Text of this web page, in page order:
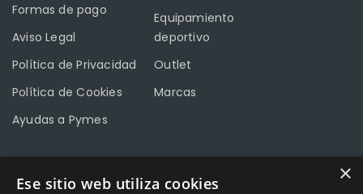
Formas de pago
Aviso Legal
Política de Privacidad
Política de Cookies
Ayudas a Pymes
Equipamiento
deportivo
Outlet
Marcas
CONTACTO ×
Ese sitio web utiliza cookies